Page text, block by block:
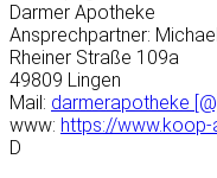
Darmer Apotheke
Ansprechpartner:
Rheiner Straße 109a
49809 Lingen
Mail: darmerapotheke
www: https://
D